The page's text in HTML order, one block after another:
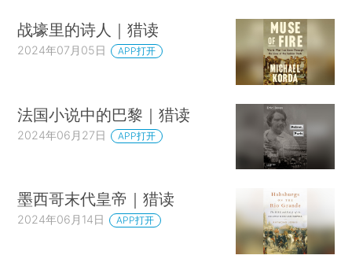
战壕里的诗人｜猎读
2024年07月05日 APP打开
法国小说中的巴黎｜猎读
2024年06月27日 APP打开
墨西哥末代皇帝｜猎读
2024年06月14日 APP打开